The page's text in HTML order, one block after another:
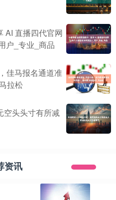
AI 直播四代官网
户_专业_商品
佳马报名通道准
拉松
空头头寸有所减
资讯